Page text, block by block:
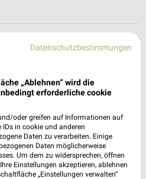
Kaffee Bar Oehringen
Datenschutzbestimmungen
„Ablehnen“ wird die
erforderliche cookie
oder greifen auf Informationen auf
IDs in cookie und anderen
Daten zu verarbeiten. Einige
Daten möglicherweise
Um dem zu widersprechen, öffnen
Einstellungen akzeptieren, ablehnen
„Einstellungen verwalten“